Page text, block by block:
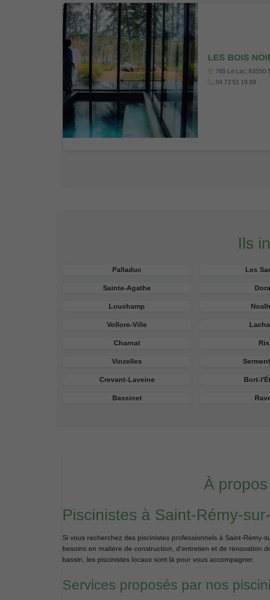
LES BOIS
765 Le Lac, 63550
04 73 51 19 89
Ils
Palladuc Les
Sainte-Agathe
Louchamp
Vollore-Ville
Charnat Ris
Vinzelles
Crevant-Laveine Bort-
Bassinet
À
Piscinistes à Saint-Rémy-
Si vous recherchez des piscinistes professionnels à Saint-
besoins en matière de construction, d'entretien et de rénovation
bassin, les piscinistes locaux sont là pour vous accompagner.
Services proposés par nos